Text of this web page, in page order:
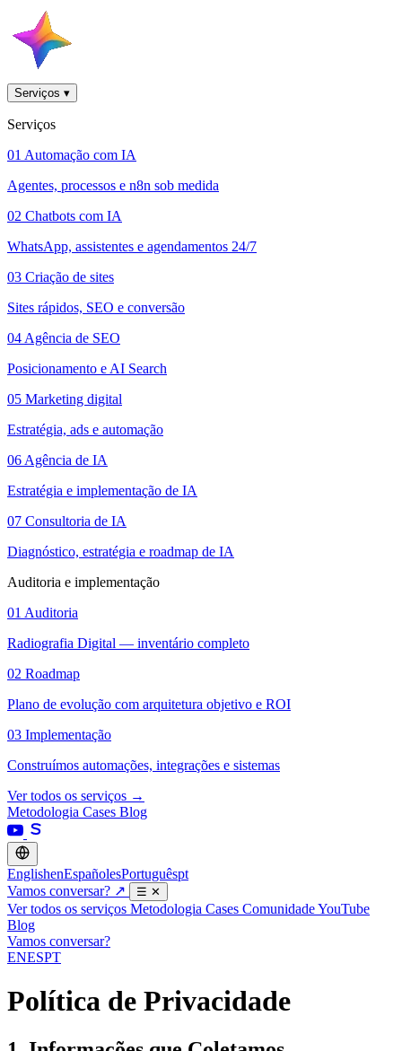
Serviços ▾
Serviços
01 Automação com IA
Agentes, processos e n8n sob medida
02 Chatbots com IA
WhatsApp, assistentes e agendamentos 24/7
03 Criação de sites
Sites rápidos, SEO e conversão
04 Agência de SEO
Posicionamento e AI Search
05 Marketing digital
Estratégia, ads e automação
06 Agência de IA
Estratégia e implementação de IA
07 Consultoria de IA
Diagnóstico, estratégia e roadmap de IA
Auditoria e implementação
01 Auditoria
Radiografia Digital — inventário completo
02 Roadmap
Plano de evolução com arquitetura objetivo e ROI
03 Implementação
Construímos automações, integrações e sistemas
Ver todos os serviços →
Metodologia Cases Blog
EnglishenEspañolesPortuguêspt
Vamos conversar? ↗ ☰ ✕
Ver todos os serviços Metodologia Cases ComunidadeYouTube
Blog
Vamos conversar?
ENESPT
Política de Privacidade